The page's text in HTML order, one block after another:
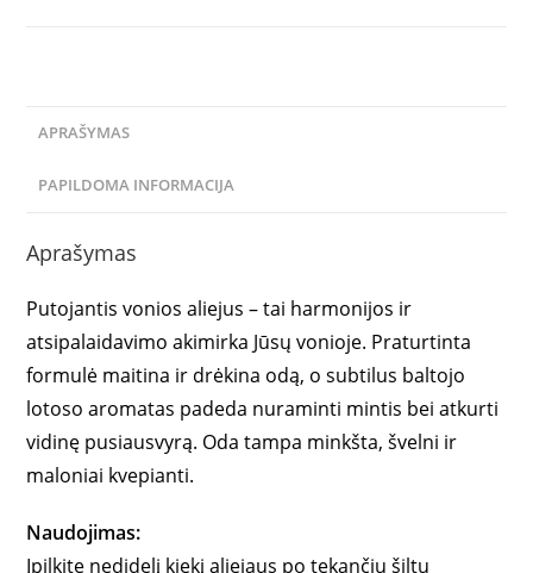
APRAŠYMAS
PAPILDOMA INFORMACIJA
Aprašymas
Putojantis vonios aliejus – tai harmonijos ir
atsipalaidavimo akimirka Jūsų vonioje. Praturtinta
formulė maitina ir drėkina odą, o subtilus baltojo
lotoso aromatas padeda nuraminti mintis bei atkurti
vidinę pusiausvyrą. Oda tampa minkšta, švelni ir
maloniai kvepianti.
Naudojimas:
Įpilkite nedidelį kiekį aliejaus po tekančiu šiltu